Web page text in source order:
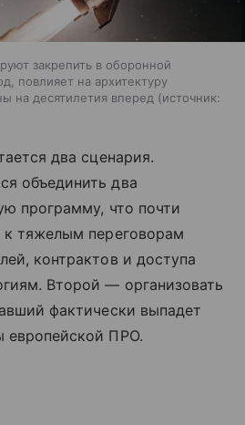
закрепить в оборонной
повлияет на архитектуру
на десятилетия вперед
источник:
два сценария.
объединить два
программу, что почти
к тяжелым переговорам
контрактов и доступа
Второй — организовать
фактически выпадет
европейской ПРО.